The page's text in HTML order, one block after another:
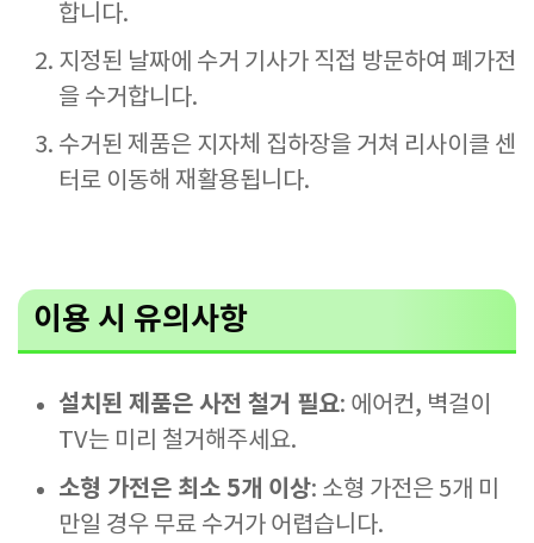
합니다.
지정된 날짜에 수거 기사가 직접 방문하여 폐가전
을 수거합니다.
수거된 제품은 지자체 집하장을 거쳐 리사이클 센
터로 이동해 재활용됩니다.
이용 시 유의사항
설치된 제품은 사전 철거 필요: 에어컨, 벽걸이
TV는 미리 철거해주세요.
소형 가전은 최소 5개 이상: 소형 가전은 5개 미
만일 경우 무료 수거가 어렵습니다.